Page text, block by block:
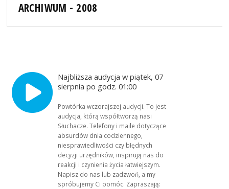
ARCHIWUM - 2008
Najbliższa audycja w piątek, 07
sierpnia po godz. 01:00
Powtórka wczorajszej audycji. To jest
audycja, którą współtworzą nasi
Słuchacze. Telefony i maile dotyczące
absurdów dnia codziennego,
niesprawiedliwości czy błędnych
decyzji urzędników, inspirują nas do
reakcji i czynienia życia łatwiejszym.
Napisz do nas lub zadzwoń, a my
spróbujemy Ci pomóc. Zapraszają: